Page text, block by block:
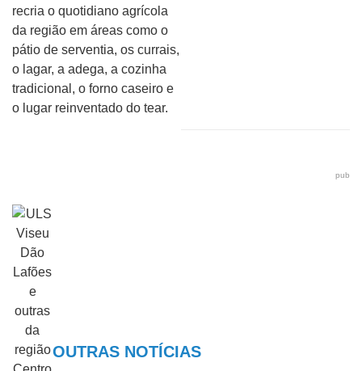
recria o quotidiano agrícola
da região em áreas como o
pátio de serventia, os currais,
o lagar, a adega, a cozinha
tradicional, o forno caseiro e
o lugar reinventado do tear.
pub
OUTRAS NOTÍCIAS